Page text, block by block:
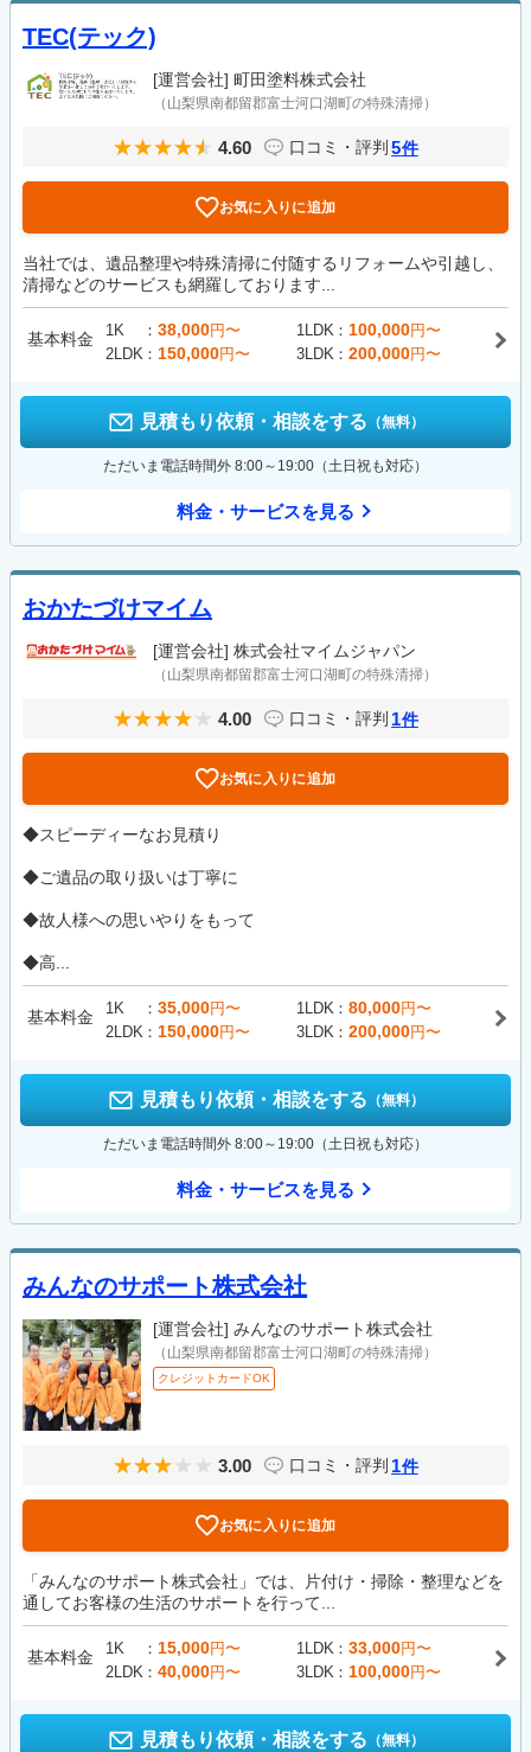
TEC(テック)
[運営会社] 町田塗料株式会社
（山梨県南都留郡富士河口湖町の特殊清掃）
4.60 口コミ・評判 5件
お気に入りに追加
当社では、遺品整理や特殊清掃に付随するリフォームや引越し、
清掃などのサービスも網羅しております...
基本料金 1K 38,000円〜 1LDK 100,000円〜
2LDK
150,000円〜 3LDK 200,000円〜
見積もり依頼・相談をする （無料）
ただいま電話時間外 8:00～19:00（土日祝も対応）
料金・サービスを見る
おかたづけマイム
[運営会社] 株式会社マイムジャパン
（山梨県南都留郡富士河口湖町の特殊清掃）
4.00 口コミ・評判 1件
お気に入りに追加
◆スピーディーなお見積り
◆ご遺品の取り扱いは丁寧に
◆故人様への思いやりをもって
◆高...
基本料金 1K 35,000円〜 1LDK 80,000円〜
2LDK
150,000円〜 3LDK 200,000円〜
見積もり依頼・相談をする （無料）
ただいま電話時間外 8:00～19:00（土日祝も対応）
料金・サービスを見る
みんなのサポート株式会社
[運営会社] みんなのサポート株式会社
（山梨県南都留郡富士河口湖町の特殊清掃）
クレジットカードOK
3.00 口コミ・評判 1件
お気に入りに追加
「みんなのサポート株式会社」では、片付け・掃除・整理などを
通してお客様の生活のサポートを行って...
基本料金 1K 15,000円〜 1LDK 33,000円〜
2LDK
40,000円〜 3LDK 100,000円〜
見積もり依頼・相談をする （無料）